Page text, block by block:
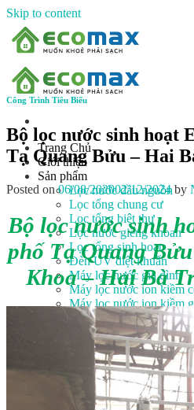
Skip to content
Trang Chủ
Giới thiệu
Sản phẩm
Lọc nước đầu nguồn
Lọc tổng chung cư
Lọc tổng biệt thự
Lọc nước giếng khoan
Lọc tổng sinh hoạt
Đèn UV diệt khuẩn
Máy lọc nước gia đình
Máy lọc nước ion kiềm
Máy lọc nước ion kiềm
Máy lọc nước công
Xử lý nước công nghiệp
Vật liệu lọc nước
Linh kiện
Heat pump
Máy Ozone
Công Trình
Công Trình Tiêu Biểu
Bộ lọc nước sinh hoạt
Tạ Quang Bửu – Hai
Posted on06/08/202002/12/2024 by
Bộ lọc nước sinh
phố Tạ Quang
Khoa – Hai Bà